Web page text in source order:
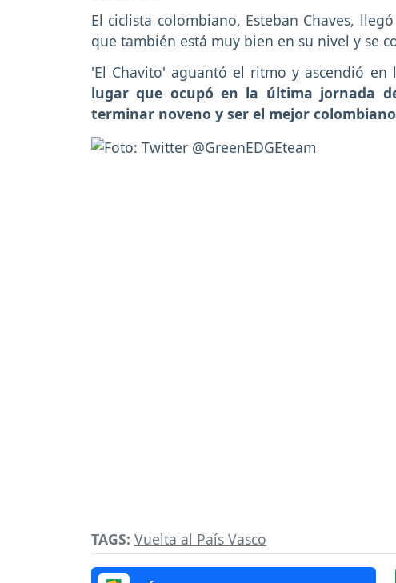
El ciclista colombiano, Esteban Chaves,
que también está muy bien en su nivel y se
'El Chavito' aguantó el ritmo y ascendió en
lugar que ocupó en la última jornada
terminar noveno y ser el mejor
TAGS: Vuelta al País Vasco